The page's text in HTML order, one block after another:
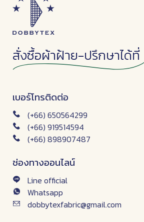
สั่งซื้อผ้าฝ้าย-ปรึกษาได้ที่
เบอร์โทรติดต่อ
(+66) 650564299
(+66) 919514594
(+66) 898907487
ช่องทางออนไลน์
Line official
Whatsapp
dobbytexfabric@gmail.com